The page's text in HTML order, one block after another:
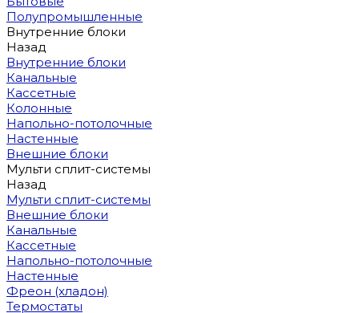
Полупромышленные
Внутренние блоки
Назад
Внутренние блоки
Канальные
Кассетные
Колонные
Напольно-потолочные
Настенные
Внешние блоки
Мульти сплит-системы
Назад
Мульти сплит-системы
Внешние блоки
Канальные
Кассетные
Напольно-потолочные
Настенные
Фреон (хладон)
Термостаты